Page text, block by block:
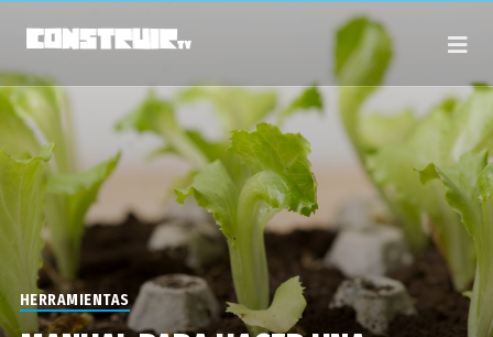
HERRAMIENTAS